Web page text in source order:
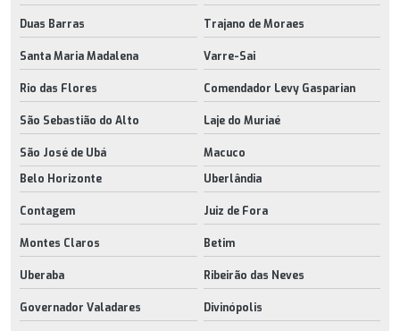
Duas Barras Trajano de Moraes
Santa Maria Madalena Varre-Sai
Rio das Flores Comendador Levy Gasparian
São Sebastião do Alto Laje do Muriaé
São José de Ubá
Macuco
Belo Horizonte
Uberlândia
Contagem Juiz de Fora
Montes Claros Betim
Uberaba Ribeirão das Neves
Governador Valadares Divinópolis